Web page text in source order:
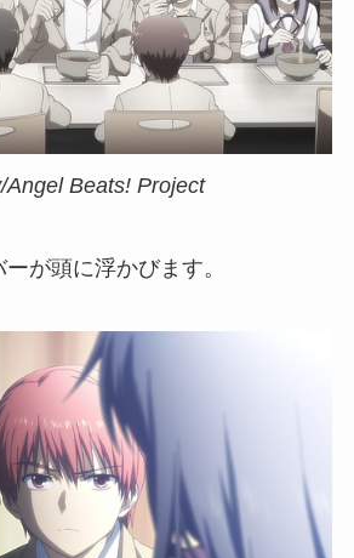
Angel Beats! Project
が頭に浮かびます。